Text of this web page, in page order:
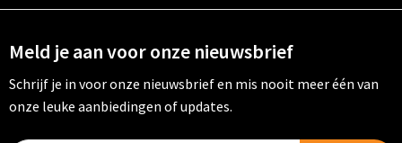
Meld je aan voor onze nieuwsbrief
Schrijf je in voor onze nieuwsbrief en mis nooit meer één van
onze leuke aanbiedingen of updates.